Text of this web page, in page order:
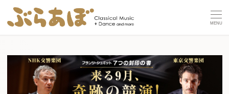
MENU